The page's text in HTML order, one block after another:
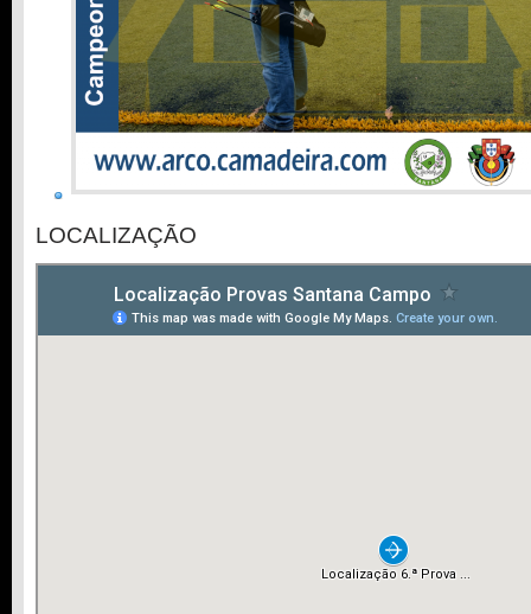
LOCALIZAÇÃO